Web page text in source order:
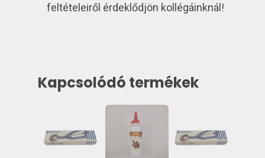
feltételeiről érdeklődjön kollégáinknál!
Kapcsolódó termékek